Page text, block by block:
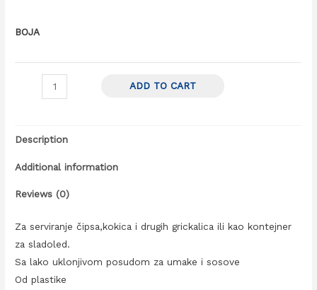
BOJA
ADD TO CART
Description
Additional information
Reviews (0)
Za serviranje čipsa,kokica i drugih grickalica ili kao kontejner
za sladoled.
Sa lako uklonjivom posudom za umake i sosove
Od plastike